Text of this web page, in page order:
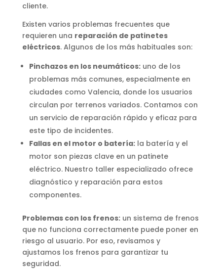
cliente.
Existen varios problemas frecuentes que
requieren una reparación de patinetes
eléctricos. Algunos de los más habituales son:
Pinchazos en los neumáticos:uno de los
problemas más comunes, especialmente en
ciudades como Valencia, donde los usuarios
circulan por terrenos variados. Contamos con
un servicio de reparación rápido y eficaz para
este tipo de incidentes.
Fallas en el motor o batería:la batería y el
motor son piezas clave en un patinete
eléctrico. Nuestro taller especializado ofrece
diagnóstico y reparación para estos
componentes.
Problemas con los frenos:un sistema de frenos
que no funciona correctamente puede poner en
riesgo al usuario. Por eso, revisamos y
ajustamos los frenos para garantizar tu
seguridad.